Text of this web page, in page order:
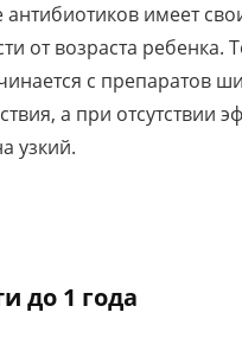
имеет
от возраста ребенка.
с препаратов
а при отсутствии
узкий.
до 1 года